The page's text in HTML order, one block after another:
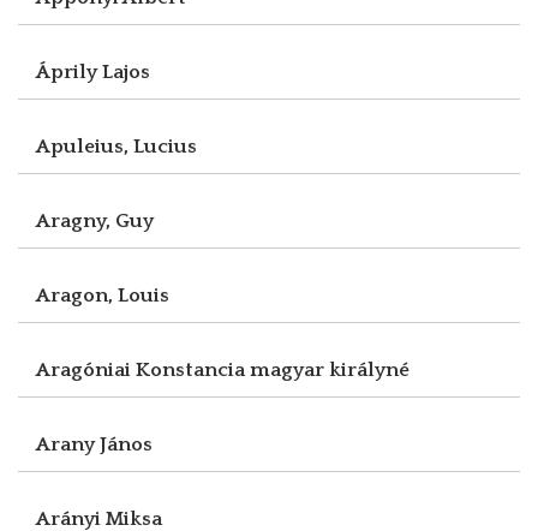
Áprily Lajos
Apuleius, Lucius
Aragny, Guy
Aragon, Louis
Aragóniai Konstancia magyar királyné
Arany János
Arányi Miksa